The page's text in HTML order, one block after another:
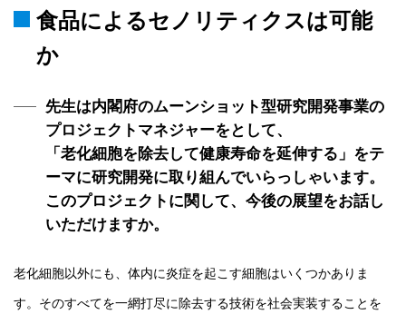
食品によるセノリティクスは可能
か
先生は内閣府のムーンショット型研究開発事業の
プロジェクトマネジャーをとして、
「老化細胞を除去して健康寿命を延伸する」をテ
ーマに研究開発に取り組んでいらっしゃいます。
このプロジェクトに関して、今後の展望をお話し
いただけますか。
老化細胞以外にも、体内に炎症を起こす細胞はいくつかありま
す。そのすべてを一網打尽に除去する技術を社会実装することを